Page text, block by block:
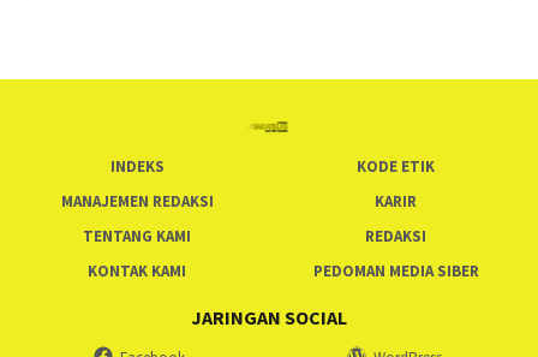
INDEKS
KODE ETIK
MANAJEMEN REDAKSI
KARIR
TENTANG KAMI
REDAKSI
KONTAK KAMI
PEDOMAN MEDIA SIBER
JARINGAN SOCIAL